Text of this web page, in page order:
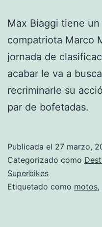
Max Biaggi tiene
compatriota Marco
jornada de
acabar le va a
recriminarle su
par de bofetadas.
Publicada el 27 marzo,
Categorizado como
Superbikes
Etiquetado como motos,